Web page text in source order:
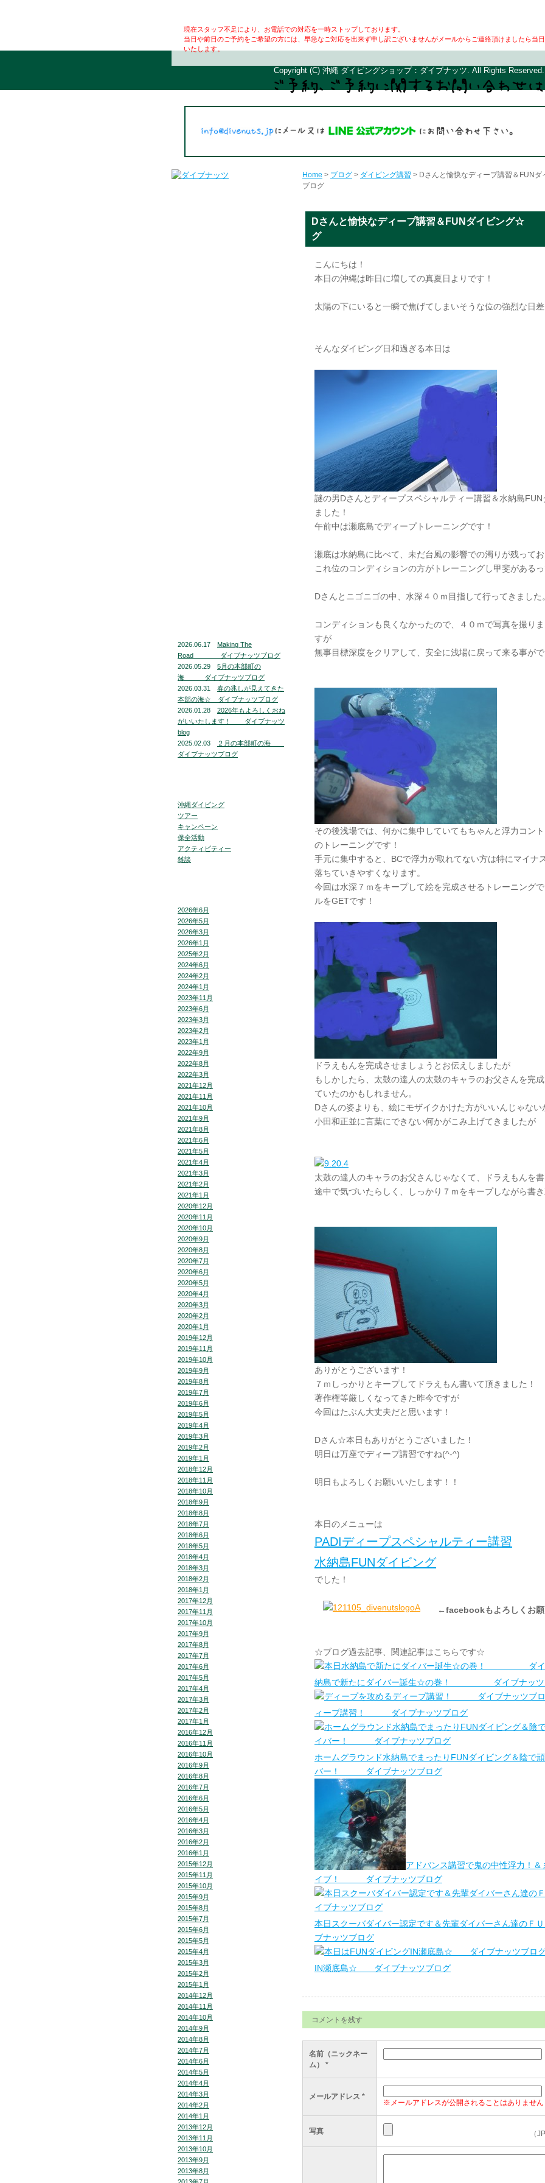
現在スタッフ不足により、お電話での対応を一時ストップしております。
当日や前日のご予約をご希望の方には、早急なご対応を出来ず申し訳ございませんがメールからご連絡頂けましたら当
いたします。
2026.06.17
Making The
Road ダイブナッツブログ
2026.05.29
5月の本部町の
海 ダイブナッツブログ
2026.03.31
春の兆しが見えてきた
本部の海☆ ダイブナッツブログ
2026.01.28
2026年もよろしくおね
がいいたします！ ダイブナッツ
blog
2025.02.03
２月の本部町の海
ダイブナッツブログ
沖縄ダイビング
ツアー
キャンペーン
保全活動
アクティビティー
雑談
2026年6月
2026年5月
2026年3月
2026年1月
2025年2月
2024年6月
2024年2月
2024年1月
2023年11月
2023年6月
2023年3月
2023年2月
2023年1月
2022年9月
2022年8月
2022年3月
2021年12月
2021年11月
2021年10月
2021年9月
2021年8月
2021年6月
2021年5月
2021年4月
2021年3月
2021年2月
2021年1月
2020年12月
2020年11月
2020年10月
2020年9月
2020年8月
2020年7月
2020年6月
2020年5月
2020年4月
2020年3月
2020年2月
2020年1月
2019年12月
2019年11月
2019年10月
2019年9月
2019年8月
2019年7月
2019年6月
2019年5月
2019年4月
2019年3月
2019年2月
2019年1月
2018年12月
2018年11月
2018年10月
2018年9月
2018年8月
2018年7月
2018年6月
2018年5月
2018年4月
2018年3月
2018年2月
2018年1月
2017年12月
2017年11月
2017年10月
2017年9月
2017年8月
2017年7月
2017年6月
2017年5月
2017年4月
2017年3月
2017年2月
2017年1月
2016年12月
2016年11月
2016年10月
2016年9月
2016年8月
2016年7月
2016年6月
2016年5月
2016年4月
2016年3月
2016年2月
2016年1月
2015年12月
2015年11月
2015年10月
2015年9月
2015年8月
2015年7月
2015年6月
2015年5月
2015年4月
2015年3月
2015年2月
2015年1月
2014年12月
2014年11月
2014年10月
2014年9月
2014年8月
2014年7月
2014年6月
2014年5月
2014年4月
2014年3月
2014年2月
2014年1月
2013年12月
2013年11月
2013年10月
2013年9月
2013年8月
Home > ブログ > ダイビング講習 > Dさんと愉快なディープ講習＆
ブログ
Dさんと愉快なディープ講習＆FUNダイビング
グ
こんにちは！
本日の沖縄は昨日に増しての真夏日よりです！
太陽の下にいると一瞬で焦げてしまいそうな位の強烈な日差
そんなダイビング日和過ぎる本日は
謎の男Dさんとディープスペシャルティー講習＆水納島FUN
ました！
午前中は瀬底島でディープトレーニングです！
瀬底は水納島に比べて、未だ台風の影響での濁りが残って
これ位のコンディションの方がトレーニングし甲斐があるっ
Dさんとニゴニゴの中、水深４０ｍ目指して行ってきました。
コンディションも良くなかったので、４０ｍで写真を撮り
すが
無事目標深度をクリアして、安全に浅場に戻って来る事が
その後浅場では、何かに集中していてもちゃんと浮力コン
のトレーニングです！
手元に集中すると、BCで浮力が取れてない方は特にマイナ
落ちていきやすくなります。
今回は水深７ｍをキープして絵を完成させるトレーニング
ルをGETです！
ドラえもんを完成させましょうとお伝えしましたが
もしかしたら、太鼓の達人の太鼓のキャラのお父さんを完
ていたのかもしれません。
Dさんの姿よりも、絵にモザイクかけた方がいいんじゃない
小田和正並に言葉にできない何かがこみ上げてきましたが
太鼓の達人のキャラのお父さんじゃなくて、ドラえもんを
途中で気づいたらしく、しっかり７ｍをキープしながら書
ありがとうございます！
７ｍしっかりとキープしてドラえもん書いて頂きました！
著作権等厳しくなってきた昨今ですが
今回はたぶん大丈夫だと思います！
Dさん☆本日もありがとうございました！
明日は万座でディープ講習ですね(^-^)
明日もよろしくお願いいたします！！
本日のメニューは
PADIディープスペシャルティー講習
水納島FUNダイビング
でした！
←facebookもよろしくお
☆ブログ過去記事、関連記事はこちらです☆
納島で新たにダイバー誕生☆の巻！ ダイブナッツ
ィープ講習！ ダイブナッツブログ
ホームグラウンド水納島でまったりFUNダイビング＆陰で
バー！ ダイブナッツブログ
アドバンス講習で鬼の中性浮力！
イブ！ ダイブナッツブログ
本日スクーバダイバー認定です＆先輩ダイバーさん達の
ブナッツブログ
IN瀬底島☆ ダイブナッツブログ
コメントを残す
名前（ニックネー
ム）
*
メールアドレス *
※メールアドレスが公開されることはありません
写真 （
Copyright (C) 沖縄 ダイビングショップ：ダイブナッツ. All Rights Reserved.